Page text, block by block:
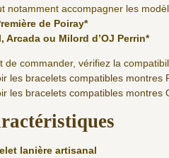
notamment accompagner les
de Poiray*
Arcada ou Milord d’OJ Perrin*
de commander, vérifiez la
les bracelets compatibles montres
les bracelets compatibles montres
lanière artisanal